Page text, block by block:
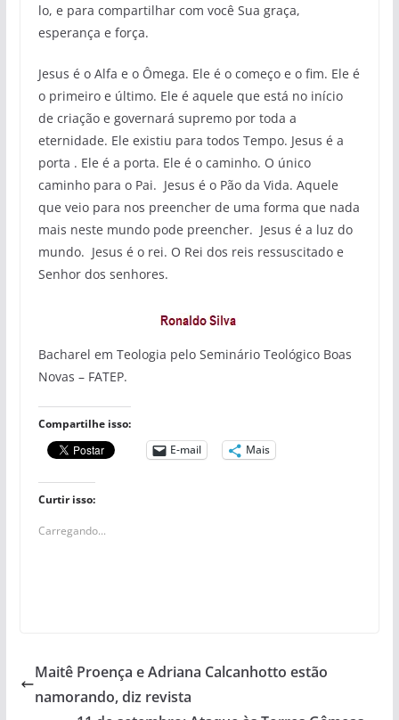
lo, e para compartilhar com você Sua graça,
esperança e força.
Jesus é o Alfa e o Ômega. Ele é o começo e o fim. Ele é
o primeiro e último. Ele é aquele que está no início
de criação e governará supremo por toda a
eternidade. Ele existiu para todos Tempo. Jesus é a
porta . Ele é a porta. Ele é o caminho. O único
caminho para o Pai. Jesus é o Pão da Vida. Aquele
que veio para nos preencher de uma forma que nada
mais neste mundo pode preencher. Jesus é a luz do
mundo. Jesus é o rei. O Rei dos reis ressuscitado e
Senhor dos senhores.
Bacharel em Teologia pelo Seminário Teológico Boas
Novas – FATEP.
Compartilhe isso:
E-mail
Mais
Curtir isso:
Carregando...
Maitê Proença e Adriana Calcanhotto estão
namorando, diz revista